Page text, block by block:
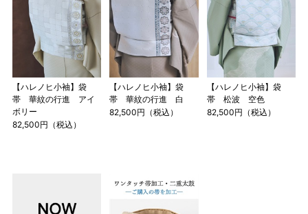
【ハレノヒ小袖】袋
帯 華紋の行進 アイ
ボリー
82,500円（税込）
【ハレノヒ小袖】袋
帯 華紋の行進 白
82,500円（税込）
【ハレノヒ小袖】袋
帯 松波 空色
82,500円（税込）